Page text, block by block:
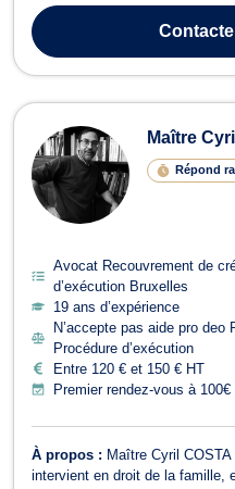
BOUTEILLER vous assiste en
le règlement de vos...
Maître
Répond
Avocat Recouvrement de
d’exécution Bruxelles
19 ans d’expérience
N’accepte pas aide pro
Procédure d’exécution
Entre 120 € et 150 € HT
Premier rendez-vous à 100€
À propos : Maître Cyril
intervient en droit de la famille,